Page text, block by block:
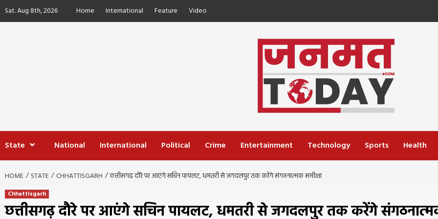
Skip
toSat. Aug 8th, 2026 Home International Feature Video
State National International Political Crime Entertainment Technology Sports Health
HOME STATE CHHATTISGARH छत्तीसगढ़ दौरे पर आएंगे सचिन पायलट, धमतरी से जगदलपुर तक करेंगे संगठनात्मक समीक्षा
Chhattisgarh
छत्तीसगढ़ दौरे पर आएंगे सचिन पायलट, धमतरी से जगदलपुर तक करेंगे